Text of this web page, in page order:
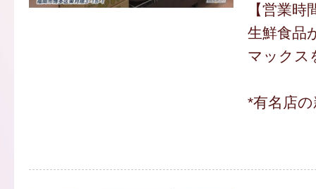
【営業
生鮮食品
マックス
*有名店